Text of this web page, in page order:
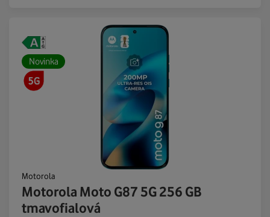
Novinka
Motorola
Motorola Moto G87 5G 256 GB
tmavofialová